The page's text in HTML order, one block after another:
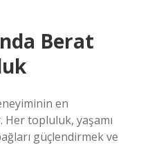
Berat
en
topluluk, yaşamı
güçlendirmek ve